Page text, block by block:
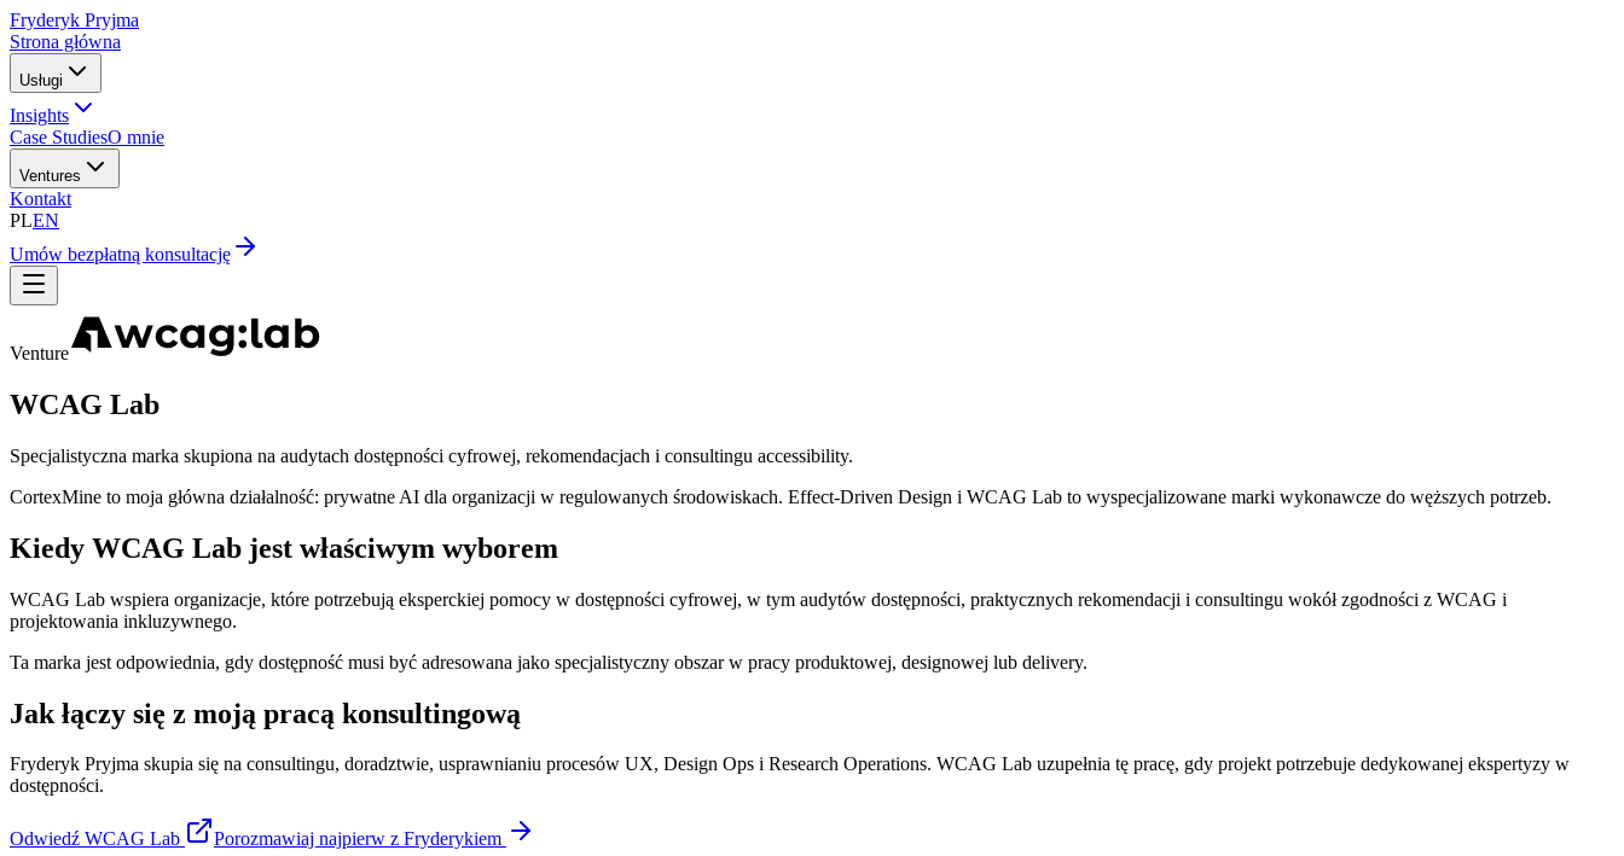
Fryderyk Pryjma
Strona główna
Usługi
Insights
Case StudiesO mnie
Ventures
Kontakt
PLEN
Umów bezpłatną konsultację
Venture
WCAG Lab
Specjalistyczna marka skupiona na audytach dostępności cyfrowej, rekomendacjach i consultingu accessibility.
CortexMine to moja główna działalność: prywatne AI dla organizacji w regulowanych środowiskach. Effect-Driven Design i WCAG Lab to wyspecjalizowane marki wykonawcze do węższych potrzeb.
Kiedy WCAG Lab jest właściwym wyborem
WCAG Lab wspiera organizacje, które potrzebują eksperckiej pomocy w dostępności cyfrowej, w tym audytów dostępności, praktycznych rekomendacji i consultingu wokół zgodności z WCAG i
projektowania inkluzywnego.
Ta marka jest odpowiednia, gdy dostępność musi być adresowana jako specjalistyczny obszar w pracy produktowej, designowej lub delivery.
Jak łączy się z moją pracą konsultingową
Fryderyk Pryjma skupia się na consultingu, doradztwie, usprawnianiu procesów UX, Design Ops i Research Operations. WCAG Lab uzupełnia tę pracę, gdy projekt potrzebuje dedykowanej ekspertyzy w
dostępności.
Odwiedź WCAG Lab Porozmawiaj najpierw z Fryderykiem